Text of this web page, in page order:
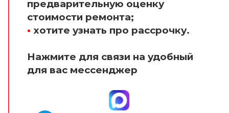
предварительную оценку
стоимости ремонта;
• хотите узнать про рассрочку.
Нажмите для связи на удобный
для вас мессенджер